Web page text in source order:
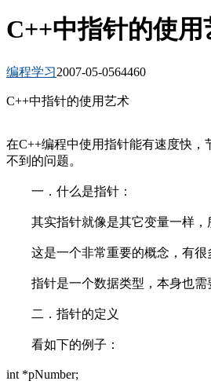
C++中指针的使用
编程学习2007-05-0564460
C++中指针的使用艺术
在C++编程中使用指针能有速度快
不到的问题。
一．什么是指针：
其实指针就像是其它变量一样，
这是一个非常重要的概念，有很
指针是一个数据类型，本身也需要
二．指针的定义
看如下的例子：
int *pNumber;